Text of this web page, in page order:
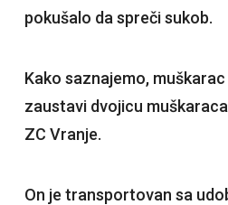
pokušalo da spreči sukob.
Kako saznajemo,
zaustavi dvojicu
ZC Vranje.
On je transportovan sa